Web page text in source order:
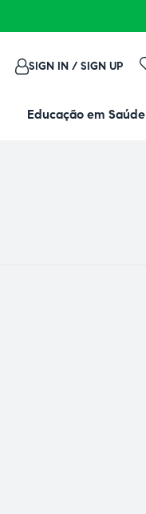
SIGN IN / SIGN UP
Educação em Saúde